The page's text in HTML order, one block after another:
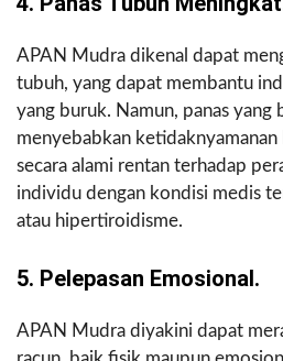
APAN Mudra dikenal dapat
tubuh, yang dapat membantu
yang buruk. Namun, panas yang
menyebabkan ketidaknyamanan
secara alami rentan terhadap
individu dengan kondisi medis
atau hipertiroidisme.
5. Pelepasan Emosional.
APAN Mudra diyakini dapat